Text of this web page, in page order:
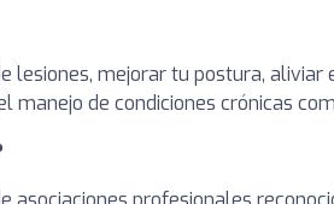
lesiones, mejorar tu postura,
de condiciones crónicas